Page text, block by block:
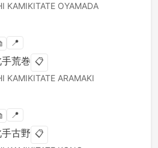
KAMIKITATE OYAMADA
📍
荒巻 📋
KAMIKITATE ARAMAKI
📍
古野 📋